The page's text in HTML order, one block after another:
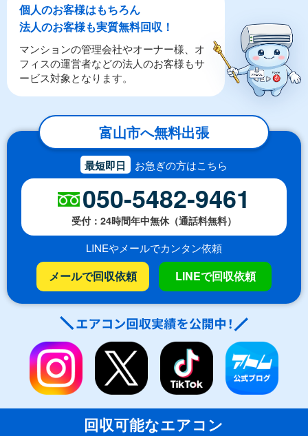
個人のお客様はもちろん
法人のお客様も実質無料回収！
マンションの管理会社やオーナー様、オ
フィスの運営者などの法人のお客様もサ
ービス対象となります。
富山市へ無料出張
最短即日 お急ぎの方はこちら
050-5482-9461
受付：24時間年中無休（通話料無料）
LINEやメールでカンタン依頼
メールで回収依頼 LINEで回収依頼
回収可能なエアコン